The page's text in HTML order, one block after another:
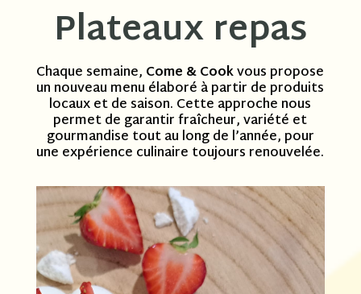
Plateaux repas
Chaque semaine, Come & Cookvous propose
un nouveau menu élaboré à partir de produits
locaux et de saison. Cette approche nous
permet de garantir fraîcheur, variété et
gourmandise tout au long de l’année, pour
une expérience culinaire toujours renouvelée.